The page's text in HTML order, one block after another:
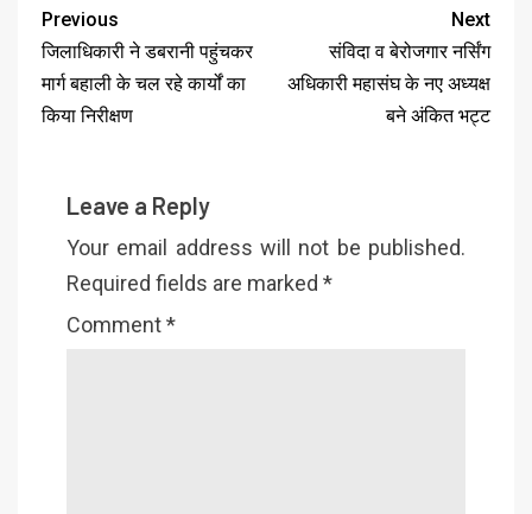
Previous
जिलाधिकारी ने डबरानी पहुंचकर
मार्ग बहाली के चल रहे कार्यों का
किया निरीक्षण
Next
संविदा व बेरोजगार नर्सिंग
अधिकारी महासंघ के नए अध्यक्ष
बने अंकित भट्ट
Leave a Reply
Your email address will not be published.
Required fields are marked *
Comment*